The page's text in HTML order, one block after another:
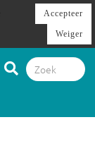
Accepteer
Weiger